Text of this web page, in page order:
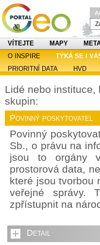
VÍTEJTE MAPY
O INSPIRE
TÝKÁ SE I
PRIORITNÍ DATA
HVD
Lidé nebo instituce,
skupin:
Povinný poskytovatel
Povinný
Sb., o právu na
jsou to orgány
prostorová data,
které jsou tvorbou
veřejné správy.
zpřístupnit na
Detail